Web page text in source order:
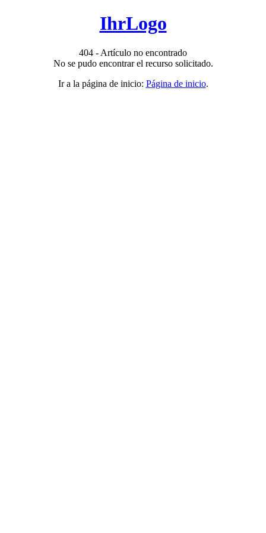
IhrLogo
404 - Artículo no encontrado
No se pudo encontrar el recurso solicitado.
Ir a la página de inicio: Página de inicio.